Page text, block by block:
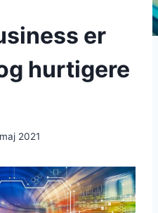
er
hurtigere
2021